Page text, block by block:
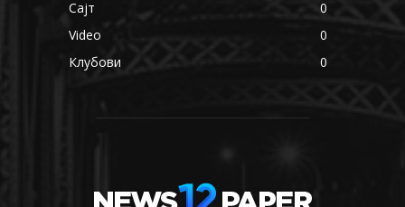
Сајт
0
Video
0
Клубови
0